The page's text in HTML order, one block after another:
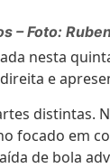
– Foto:
nesta
e
em
de bola